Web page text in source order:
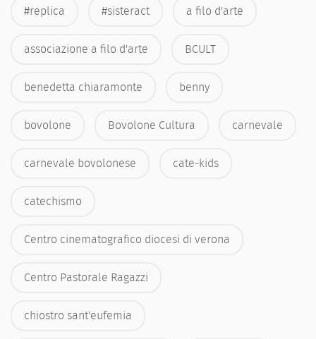
#replica #sisteract a filo d'arte
associazione a filo d'arte BCULT
benedetta chiaramonte benny
bovolone Bovolone Cultura carnevale
carnevale bovolonese cate-kids
catechismo
Centro cinematografico diocesi di verona
Centro Pastorale Ragazzi
chiostro sant'eufemia